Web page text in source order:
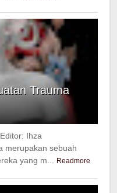
Trauma
Ihza
merupakan sebuah
yang m...
Readmore